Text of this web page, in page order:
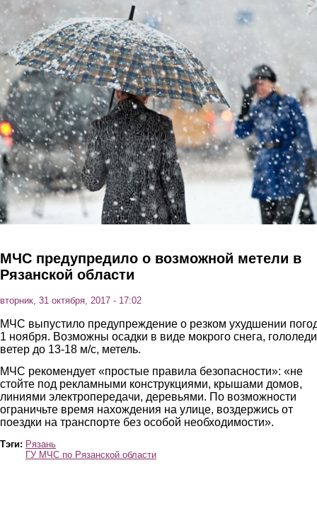
Перейти к основному содержанию
МЧС предупредило о возможной метели в
Рязанской области
вторник, 31 октября, 2017 - 17:02
МЧС выпустило предупреждение о резком ухудшении
1 ноября. Возможны осадки в виде мокрого снега,
ветер до 13-18 м/с, метель.
МЧС рекомендует «простые правила безопасности»: «не
стойте под рекламными конструкциями, крышами домов,
линиями электропередачи, деревьями. По возможности
ограничьте время нахождения на улице, воздержись от
поездки на транспорте без особой необходимости».
Тэги: Рязань
ГУ МЧС по Рязанской области